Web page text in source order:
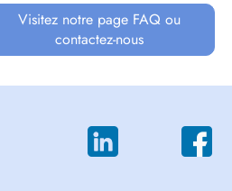
Visitez notre page FAQ ou
contactez-nous